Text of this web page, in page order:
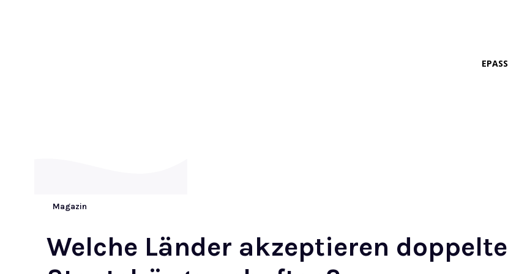
EPASS
Magazin
Welche Länder akzeptieren doppelte